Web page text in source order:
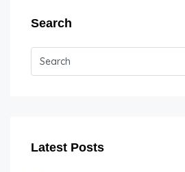
Search
Latest Posts